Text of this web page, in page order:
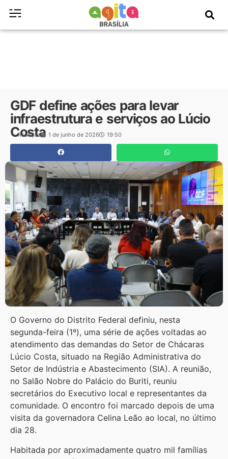
GDF define ações para levar
infraestrutura e serviços ao Lúcio
Costa
Redação 1 de junho de 2026 19:50
O Governo do Distrito Federal definiu, nesta
segunda-feira (1º), uma série de ações voltadas ao
atendimento das demandas do Setor de Chácaras
Lúcio Costa, situado na Região Administrativa do
Setor de Indústria e Abastecimento (SIA). A reunião,
no Salão Nobre do Palácio do Buriti, reuniu
secretários do Executivo local e representantes da
comunidade. O encontro foi marcado depois de uma
visita da governadora Celina Leão ao local, no último
dia 28.
Habitada por aproximadamente quatro mil famílias